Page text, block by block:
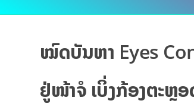
ໝົດບັນຫາ Eyes
ຢູ່ໜ້າຈໍ ເບິ່ງກ້ອງຕະຫຼອ